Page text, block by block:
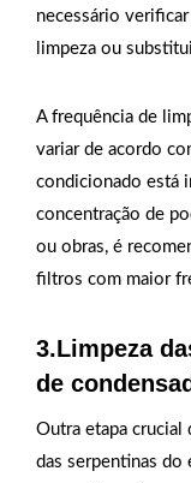
necessário
limpeza ou
A frequência de
variar de acordo
condicionado está
concentração de
ou obras, é
filtros com maior
3.Limpeza
de
Outra etapa crucial
das serpentinas do